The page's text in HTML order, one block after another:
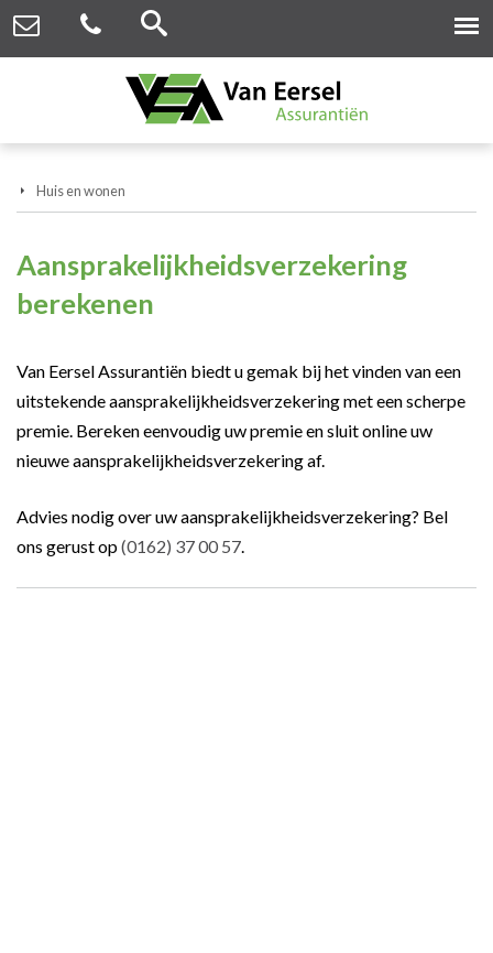
Huis en wonen
Aansprakelijkheidsverzekering
berekenen
Van Eersel Assurantiën biedt u gemak bij het vinden van een
uitstekende aansprakelijkheidsverzekering met een scherpe
premie. Bereken eenvoudig uw premie en sluit online uw
nieuwe aansprakelijkheidsverzekering af.
Advies nodig over uw aansprakelijkheidsverzekering? Bel
ons gerust op(0162) 37 00 57.